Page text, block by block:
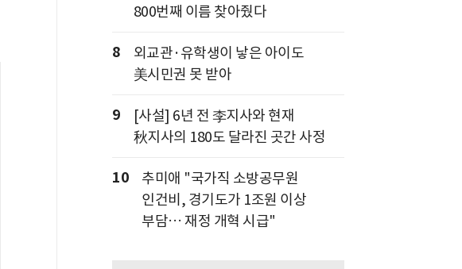
800번째 이름 찾아줬다
8
외교관·유학생이 낳은 아이도
美시민권 못 받아
9
[사설] 6년 전 李지사와 현재
秋지사의 180도 달라진 곳간 사정
10
추미애 "국가직 소방공무원
인건비, 경기도가 1조원 이상
부담… 재정 개혁 시급"